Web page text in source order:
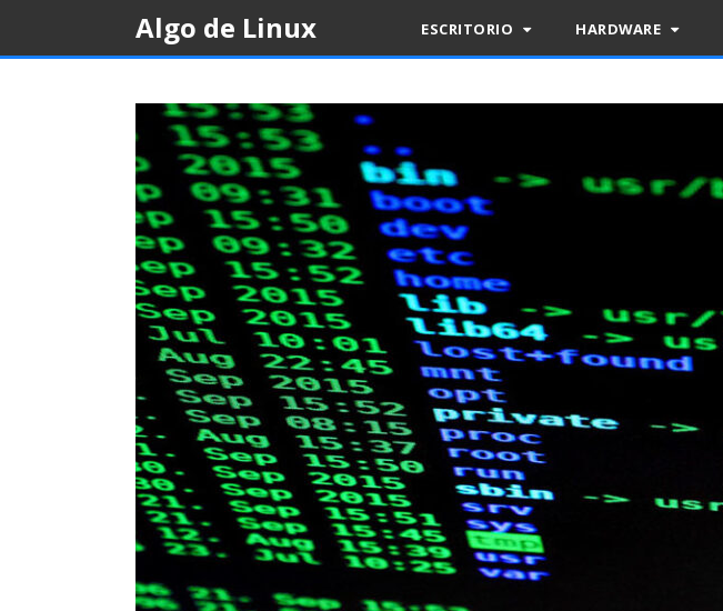
content
Algo de Linux ESCRITORIO HARDWARE